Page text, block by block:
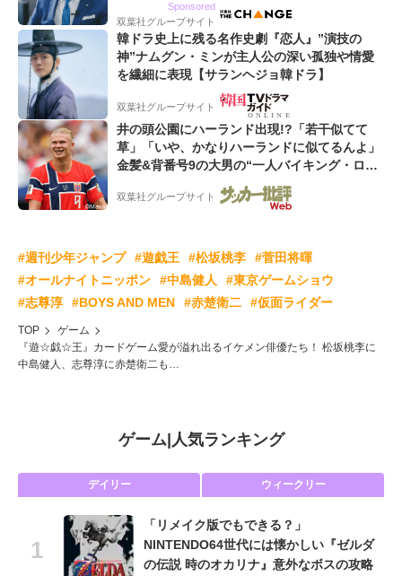
Sponsored
双葉社グループサイト
韓ドラ史上に残る名作史劇『恋人』”演技の
神”ナムグン・ミンが主人公の深い孤独や情愛
を繊細に表現【サランヘジョ韓ドラ】
双葉社グループサイト
井の頭公園にハーランド出現!?「若干似てて
草」「いや、かなりハーランドに似てるんよ」
金髪&背番号9の大男の“一人バイキング・ロ
ー”映像が話題!「元気をもらった」
双葉社グループサイト
#週刊少年ジャンプ #遊戯王 #松坂桃李
#菅田将暉
#オールナイトニッポン
#中島健人
#東京ゲームショウ
#志尊淳
#BOYS AND MEN #赤楚衛二 #仮面ライダー
TOP
ゲーム
『遊☆戯☆王』カードゲーム愛が溢れ出るイケメン俳優たち！ 松坂桃李に
中島健人、志尊淳に赤楚衛二も…
ゲーム| 人気ランキング
デイリー ウィークリー
「リメイク版でもできる？」
NINTENDO64世代には懐かしい『ゼルダ
の伝説 時のオカリナ』意外なボスの攻略